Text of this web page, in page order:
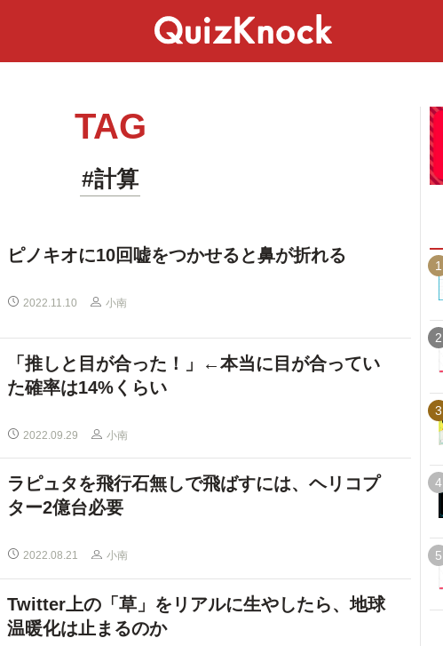
TAG
#計算
ピノキオに10回嘘をつかせると鼻が折れる
2022.11.10 小南
「推しと目が合った！」←本当に目が合ってい
た確率は14%くらい
2022.09.29 小南
ラピュタを飛行石無しで飛ばすには、ヘリコプ
ター2億台必要
2022.08.21 小南
Twitter上の「草」をリアルに生やしたら、地球
温暖化は止まるのか
1
2
3
4
5